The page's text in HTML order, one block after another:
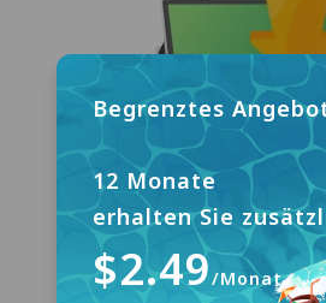
Begrenztes
12 Monate
erhalten Sie
$2.49/Monat